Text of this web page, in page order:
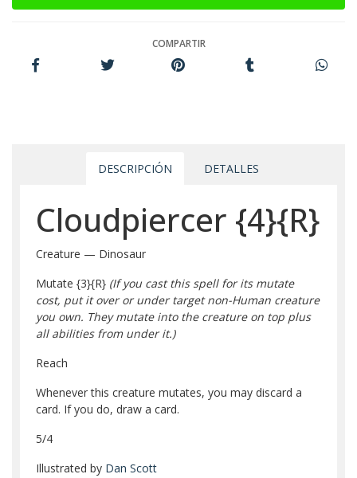
COMPARTIR
DESCRIPCIÓN DETALLES
Cloudpiercer {4}{R}
Creature — Dinosaur
Mutate {3}{R} (If you cast this spell for its mutate
cost, put it over or under target non-Human creature
you own. They mutate into the creature on top plus
all abilities from under it.)
Reach
Whenever this creature mutates, you may discard a
card. If you do, draw a card.
5/4
Illustrated by Dan Scott